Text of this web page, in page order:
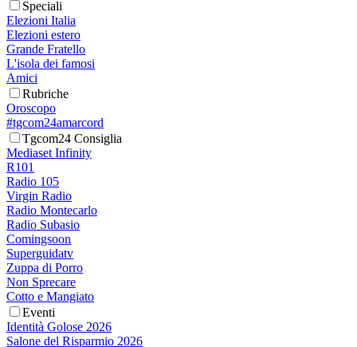
Speciali
Elezioni Italia
Elezioni estero
Grande Fratello
L'isola dei famosi
Amici
Rubriche
Oroscopo
#tgcom24amarcord
Tgcom24 Consiglia
Mediaset Infinity
R101
Radio 105
Virgin Radio
Radio Montecarlo
Radio Subasio
Comingsoon
Superguidatv
Zuppa di Porro
Non Sprecare
Cotto e Mangiato
Eventi
Identità Golose 2026
Salone del Risparmio 2026